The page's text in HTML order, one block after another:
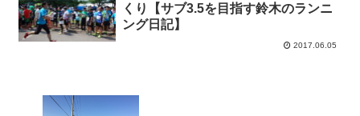
くり【サブ3.5を目指す鈴木のランニ
ング日記】
2017.06.05